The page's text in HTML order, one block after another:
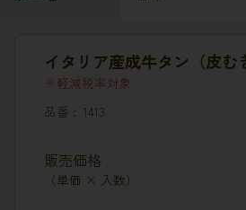
イタリア産成牛タン（皮む
軽減税率対象
品番
1413
販売価格
（単価 × 入数）